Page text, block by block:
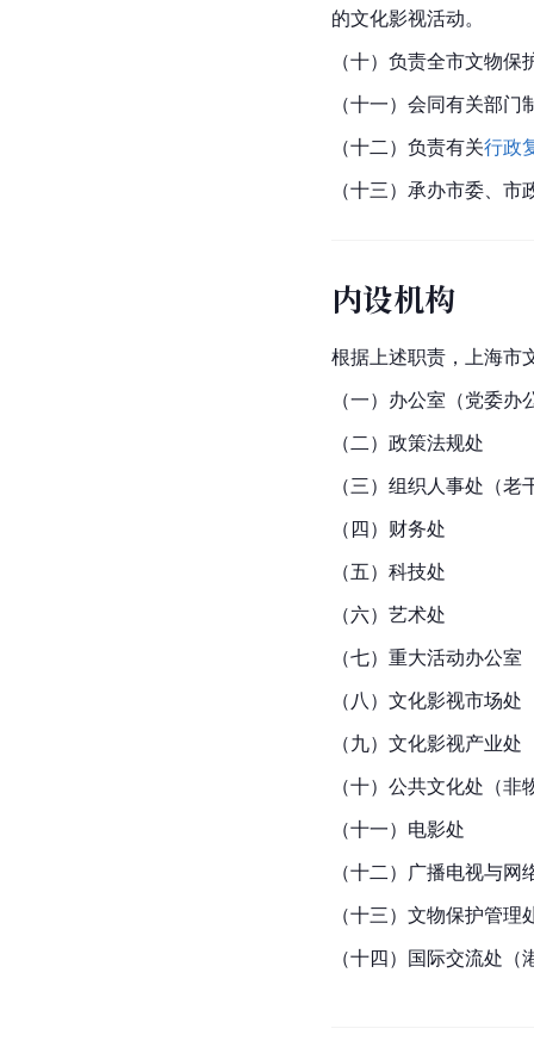
的文化影视活动。
（十）负责全市文物保
（十一）会同有关部门
（十二）负责有关行政
（十三）承办市委、
内设机构
根据上述职责，上海市
（一）办公室（党委办
（二）政策法规处
（三）组织人事处（老
（四）财务处
（五）科技处
（六）艺术处
（七）重大活动办公室
（八）文化影视市场处
（九）文化影视产业处
（十）公共文化处（非
（十一）电影处
（十二）广播电视与网
（十三）文物保护管理
（十四）国际交流处（